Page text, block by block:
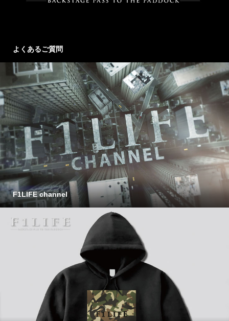
よくあるご質問
F1LIFE channel